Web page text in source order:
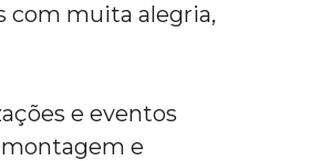
com muita alegria,
e eventos
e